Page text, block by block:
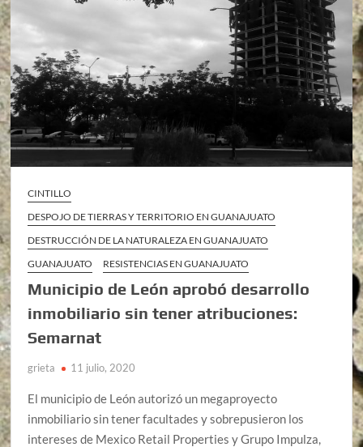
CINTILLO
DESPOJO DE TIERRAS Y TERRITORIO EN GUANAJUATO
DESTRUCCIÓN DE LA NATURALEZA EN GUANAJUATO
GUANAJUATO
RESISTENCIAS EN GUANAJUATO
Municipio de León aprobó desarrollo
inmobiliario sin tener atribuciones:
Semarnat
grieta 11 julio, 2020
El municipio de León autorizó un megaproyecto
inmobiliario sin tener facultades y sobrepusieron los
intereses de Mexico Retail Properties y Grupo Impulza,